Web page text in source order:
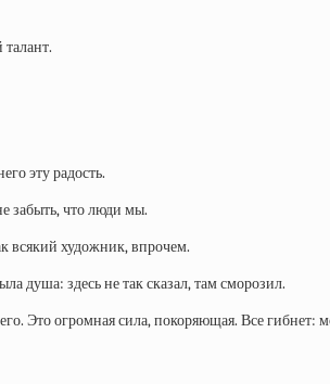
эту радость.
забыть, что люди мы.
всякий художник, впрочем.
душа: здесь не так сказал, там сморозил.
огромная сила, покоряющая. Все гибнет: